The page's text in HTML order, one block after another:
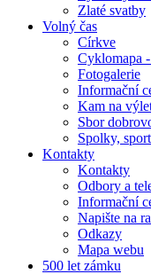
Zlaté svatby
Volný čas
Církve
Cyklomapa
Fotogalerie
Informační
Kam na
Sbor
Spolky,
Kontakty
Kontakty
Odbory a
Informační
Napište na
Odkazy
Mapa webu
500 let zámku